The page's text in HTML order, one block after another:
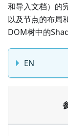
和导入文档）的
以及节点的布局
DOM树中的
EN